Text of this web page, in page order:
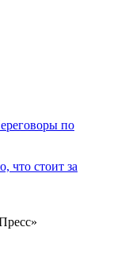
по
что стоит за